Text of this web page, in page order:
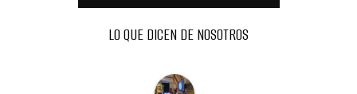
LO QUE DICEN DE NOSOTROS